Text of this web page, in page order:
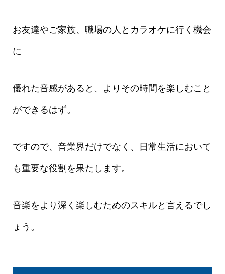
お友達やご家族、職場の人とカラオケに行く機会
に
優れた音感があると、よりその時間を楽しむこと
ができるはず。
ですので、音業界だけでなく、日常生活において
も重要な役割を果たします。
音楽をより深く楽しむためのスキルと言えるでし
ょう。